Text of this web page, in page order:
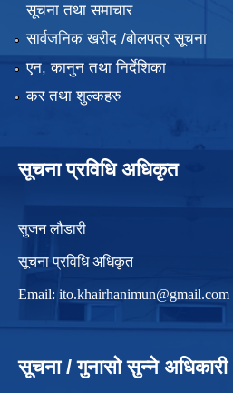
सूचना तथा समाचार
सार्वजनिक खरीद /बोलपत्र सूचना
एन, कानुन तथा निर्देशिका
कर तथा शुल्कहरु
सूचना प्रविधि अधिकृत
सुजन लौडारी
सूचना प्रविधि अधिकृत
Email: ito.khairhanimun@gmail.com
सूचना / गुनासो सुन्ने अधिकारी